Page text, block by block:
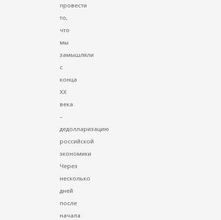
провести
то,
что
мы
замышляли
с
конца
ХХ
века
–
дедолларизацию
российской
экономики
Через
несколько
дней
после
начала